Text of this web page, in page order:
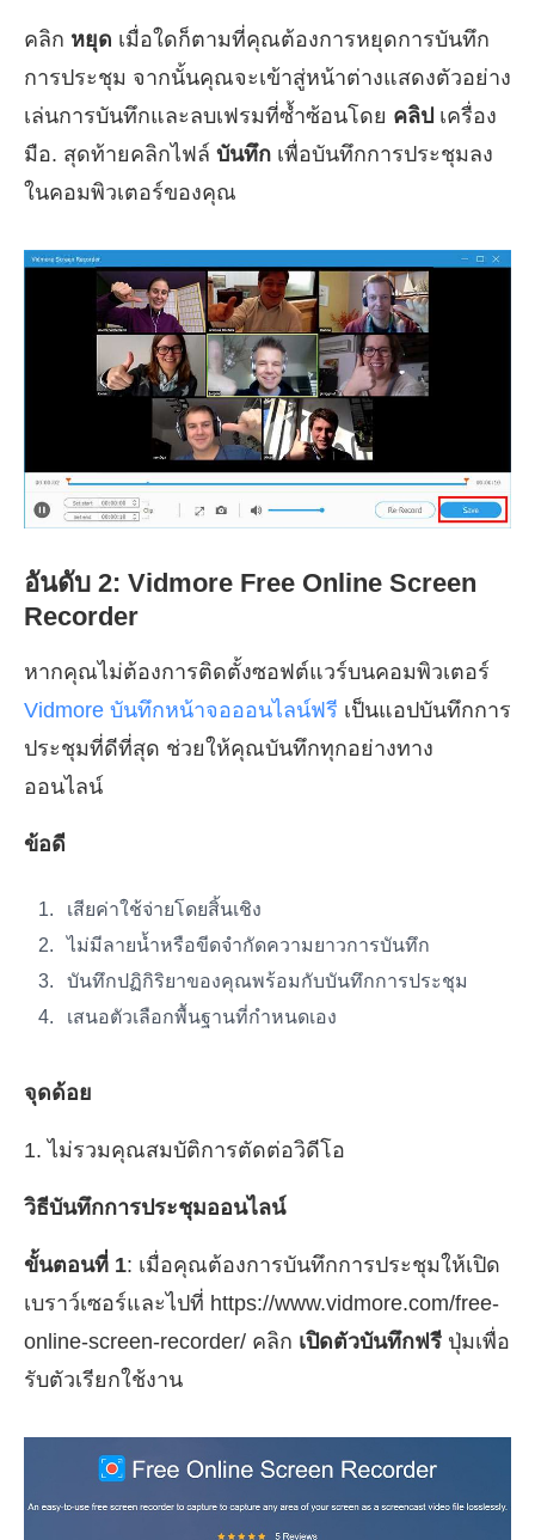
คลิก หยุด เมื่อใดก็ตามที่คุณต้องการหยุดการบันทึก
การประชุม จากนั้นคุณจะเข้าสู่หน้าต่างแสดงตัวอย่าง
เล่นการบันทึกและลบเฟรมที่ซ้ำซ้อนโดย คลิป เครื่อง
มือ. สุดท้ายคลิกไฟล์ บันทึก เพื่อบันทึกการประชุมลง
ในคอมพิวเตอร์ของคุณ
อันดับ 2: Vidmore Free Online Screen
Recorder
หากคุณไม่ต้องการติดตั้งซอฟต์แวร์บนคอมพิวเตอร์
Vidmore บันทึกหน้าจอออนไลน์ฟรี เป็นแอปบันทึกการ
ประชุมที่ดีที่สุด ช่วยให้คุณบันทึกทุกอย่างทาง
ออนไลน์
ข้อดี
เสียค่าใช้จ่ายโดยสิ้นเชิง
ไม่มีลายน้ำหรือขีดจำกัดความยาวการบันทึก
บันทึกปฏิกิริยาของคุณพร้อมกับบันทึกการประชุม
เสนอตัวเลือกพื้นฐานที่กำหนดเอง
จุดด้อย
1. ไม่รวมคุณสมบัติการตัดต่อวิดีโอ
วิธีบันทึกการประชุมออนไลน์
ขั้นตอนที่ 1: เมื่อคุณต้องการบันทึกการประชุมให้เปิด
เบราว์เซอร์และไปที่ https://www.vidmore.com/free-
online-screen-recorder/ คลิก เปิดตัวบันทึกฟรี ปุ่มเพื่อ
รับตัวเรียกใช้งาน